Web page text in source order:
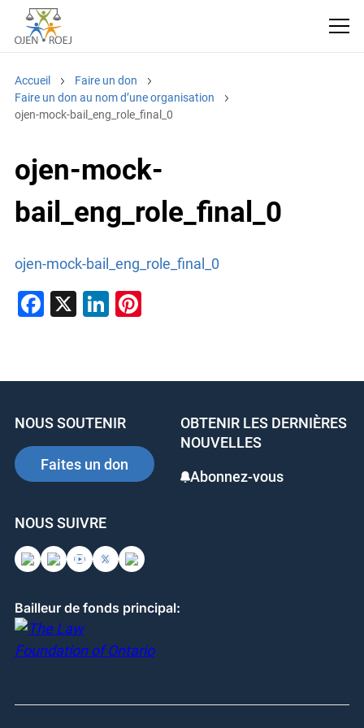
Accueil
Faire un don
Faire un don au nom d’une organisation
ojen-mock-bail_eng_role_final_0
ojen-mock-
bail_eng_role_final_0
ojen-mock-bail_eng_role_final_0
F
e
o
o
k
X
Li
e
n
e
NOUS SOUTENIR
Faites un don
OBTENIR LES DERNIÈRES
NOUVELLES
Abonnez-vous
NOUS SUIVRE
Bailleur de fonds principal: